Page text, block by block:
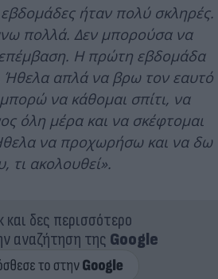
εβδομάδες ήταν πολύ σκληρές.
πολλά. Δεν μπορούσα να
Η πρώτη εβδομάδα
απλά να βρω τον εαυτό
να κάθομαι σπίτι, να
όλη μέρα και να σκέφτομαι
Ήθελα να προχωρήσω και να δω
τι ακολουθεί».
και δες περισσότερο
αναζήτηση της Google